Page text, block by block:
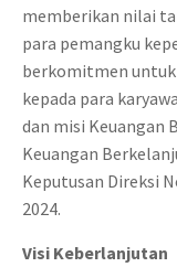
memberikan nilai
para pemangku
berkomitmen
kepada para
dan misi Keuangan
Keuangan
Keputusan Direksi
2024.
Visi Keberlanjutan